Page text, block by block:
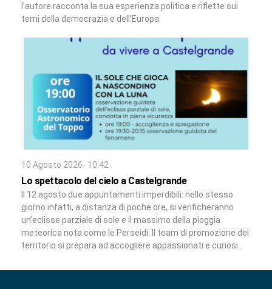
l’autore racconta la sua esperienza politica e riflette sui
temi della democrazia e dell’Europa.
10 Agosto 2026- 10:42
Lo spettacolo del cielo a Castelgrande
Il 12 agosto due appuntamenti imperdibili: nello stesso
giorno infatti, a distanza di poche ore, si verificheranno
un’eclisse parziale di sole e il massimo della pioggia
meteorica nota come le Perseidi. Il team di promozione del
territorio si prepara ad accogliere appassionati e curiosi.